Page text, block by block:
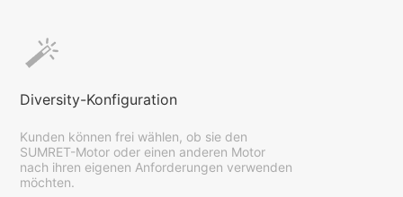
Diversity-Konfiguration
Kunden können frei wählen, ob sie den
SUMRET-Motor oder einen anderen Motor
nach ihren eigenen Anforderungen verwenden
möchten.